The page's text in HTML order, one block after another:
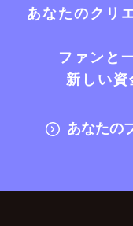
あなたのクリ
ファンと
新しい
あなたの